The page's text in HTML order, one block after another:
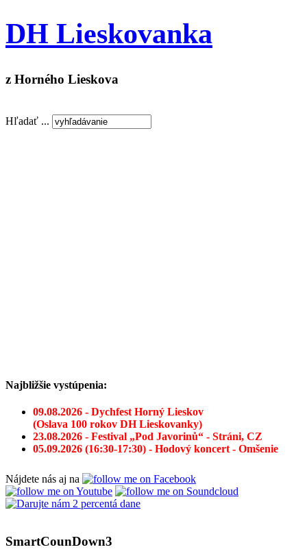
DH Lieskovanka
z Horného Lieskova
Hľadať ...
Najbližšie vystúpenia:
09.08.2026 - Dychfest Horný Lieskov
(Oslava 100 rokov DH Lieskovanky)
23.08.2026 - Festival „Pod Javorinů“ - Stráni, CZ
05.09.2026 (16:30-17:30) - Hodový koncert - Omšenie
Nájdete nás aj na
SmartCounDown3